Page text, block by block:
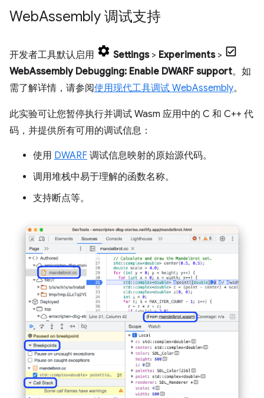
WebAssembly 调试支持
开发者工具默认启用 Settings> Experiments>
WebAssembly Debugging: Enable DWARF support。如
需了解详情，请参阅使用现代工具调试 WebAssembly。
此实验可让您暂停执行并调试 Wasm 应用中的 C 和 C++ 代
码，并提供所有可用的调试信息：
使用 DWARF 调试信息映射的原始源代码。
调用堆栈中易于理解的函数名称。
支持断点等。